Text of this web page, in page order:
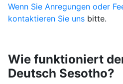
Wenn Sie Anregungen oder
kontaktieren Sie unsbitte.
Wie funktioniert
Deutsch Sesotho?